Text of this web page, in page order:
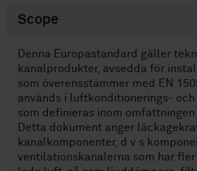
Scope
Denna Europastandard gäller
kanalprodukter, avsedda för
som överensstämmer med EN
används i luftkonditionerings-
som definieras inom omfattningen
Detta dokument anger
kanalkomponenter, d v s
ventilationskanalerna som har